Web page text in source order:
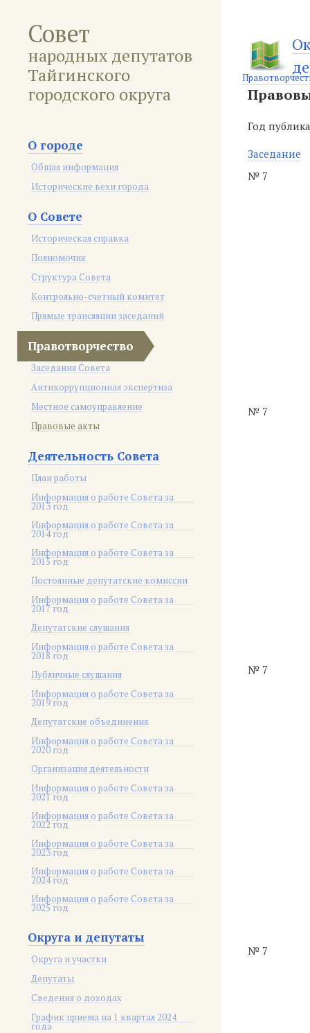
Совет
народных депутатов
Тайгинского
городского округа
О городе
Общая информация
Исторические вехи города
О Совете
Историческая справка
Полномочия
Структура Совета
Контрольно-счетный комитет
Прямые трансляции заседаний
Правотворчество
Заседания Совета
Антикоррупционная экспертиза
Местное самоуправление
Правовые акты
Деятельность Совета
План работы
Информация о работе Совета за
2013 год
Информация о работе Совета за
2014 год
Информация о работе Совета за
2015 год
Постоянные депутатские комиссии
Информация о работе Совета за
2017 год
Депутатские слушания
Информация о работе Совета за
2018 год
Публичные слушания
Информация о работе Совета за
2019 год
Депутатские объединения
Информация о работе Совета за
2020 год
Организация деятельности
Информация о работе Совета за
2021 год
Информация о работе Совета за
2022 год
Информация о работе Совета за
2023 год
Информация о работе Совета за
2024 год
Информация о работе Совета за
2025 год
Округа и депутаты
Округа и участки
Депутаты
Сведения о доходах
График приема на 1 квартал 2024
года
Год
Заседание
№ 7
№ 7
№ 7
№ 7